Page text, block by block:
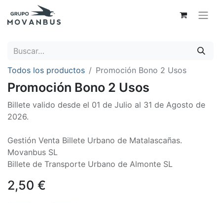
Todos los productos Promoción Bono 2 Usos
Promoción Bono 2 Usos
Billete valido desde el 01 de Julio al 31 de Agosto de
2026.
Gestión Venta Billete Urbano de Matalascañas.
Movanbus SL
Billete de Transporte Urbano de Almonte SL
2,50 €